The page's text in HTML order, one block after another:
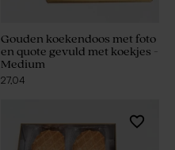
Gouden koekendoos met foto
en quote gevuld met koekjes -
Medium
27,04